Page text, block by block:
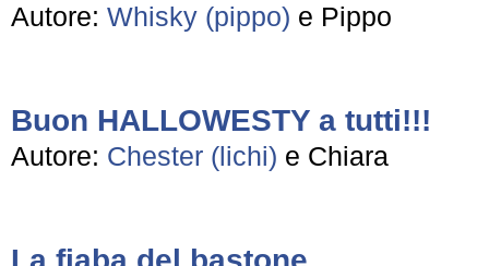
Autore: Whisky (pippo) e Pippo
Buon HALLOWESTY a tutti!!!
Autore: Chester (lichi) e Chiara